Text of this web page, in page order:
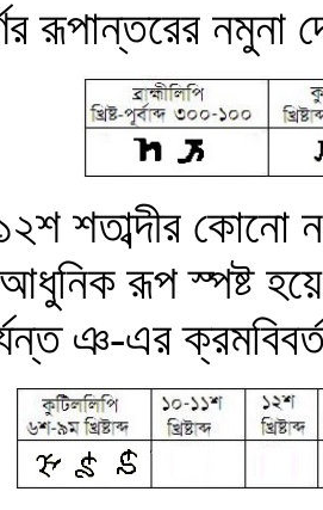
রূপান্তরের নমুনা
শতাব্দীর কোনো
রূপ স্পষ্ট
ঞ-এর